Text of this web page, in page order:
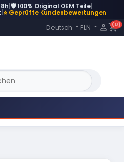
🛡️ 100% Original OEM Teile
⭐ Geprüfte Kundenbewertungen
Language:
Deutsch  PLN   shopping_cart
(0)